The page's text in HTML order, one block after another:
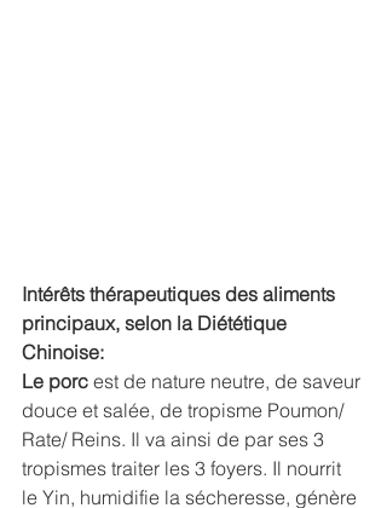
Intérêts thérapeutiques des aliments
principaux, selon la Diététique
Chinoise:
Le porc est de nature neutre, de saveur
douce et salée, de tropisme Poumon/
Rate/ Reins. Il va ainsi de par ses 3
tropismes traiter les 3 foyers. Il nourrit
le Yin, humidifie la sécheresse, génère